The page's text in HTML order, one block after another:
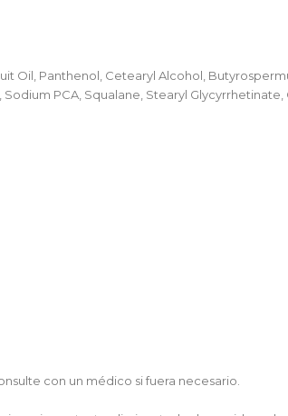
Oil, Panthenol, Cetearyl Alcohol,
PCA, Squalane, Stearyl
con un médico si fuera necesario.